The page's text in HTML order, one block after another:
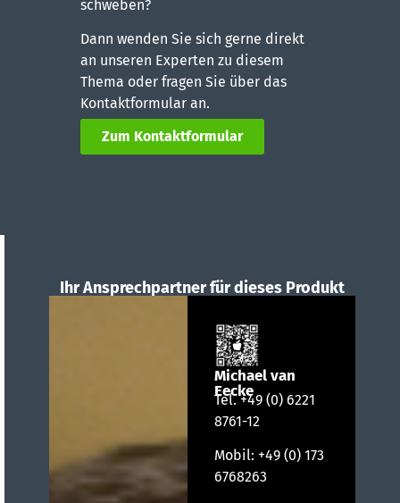
schweben?
Dann wenden Sie sich gerne direkt
an unseren Experten zu diesem
Thema oder fragen Sie über das
Kontaktformular an.
Zum Kontaktformular
Ihr Ansprechpartner für dieses Produkt
Michael van
Eecke
Tel.+49 (0) 6221
8761-12
Mobil: +49 (0) 173
6768263